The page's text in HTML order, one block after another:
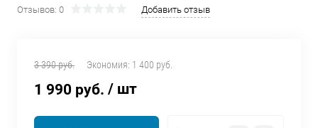
Отзывов: 0 Добавить отзыв
3 390 руб. Экономия: 1 400 руб.
1 990 руб. / шт
об оплате Плайтом
Остались вопросы?